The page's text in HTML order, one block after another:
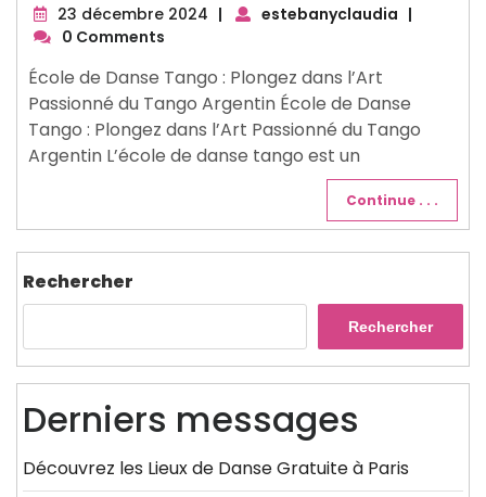
23 décembre 2024 23
| estebanyclaudia |
0 Comments
École de Danse Tango : Plongez dans l’Art
Passionné du Tango Argentin École de Danse
Tango : Plongez dans l’Art Passionné du Tango
Argentin L’école de danse tango est un
Continue . . .
Rechercher
Rechercher
Derniers messages
Découvrez les Lieux de Danse Gratuite à Paris